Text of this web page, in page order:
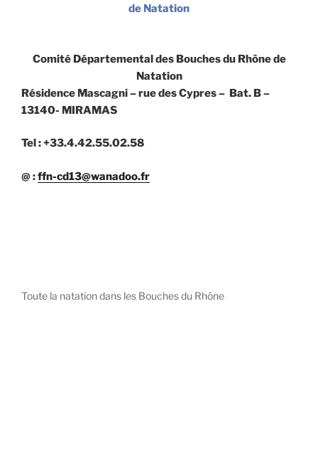
de Natation
Comité Départemental des Bouches du Rhône de
Natation
Résidence Mascagni – rue des Cypres – Bat. B –
13140- MIRAMAS
Tel : +33.4.42.55.02.58
@ :ffn-cd13@wanadoo.fr
Toute la natation dans les Bouches du Rhône